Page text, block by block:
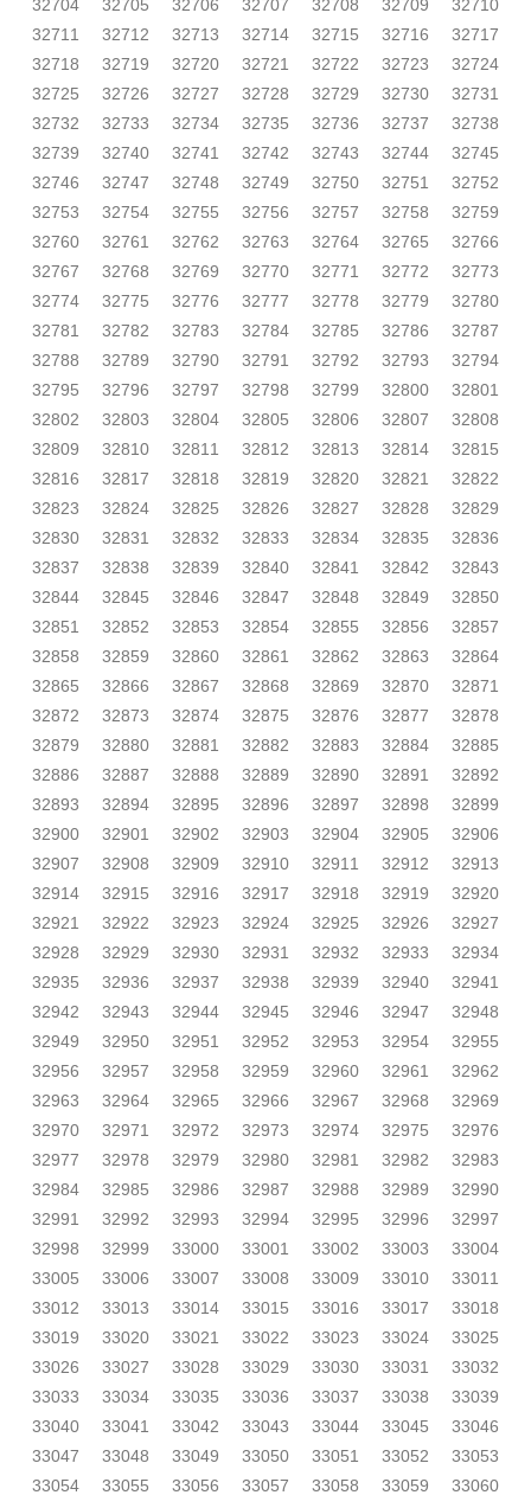
32704 32705 32706 32707 32708 32709
32710
32711
32712 32713 32714 32715 32716
32717
32718
32719 32720 32721 32722 32723
32724
32725
32726 32727 32728 32729 32730
32731
32732
32733 32734 32735 32736 32737
32738
32739
32740 32741 32742 32743 32744
32745
32746
32747 32748 32749 32750 32751
32752
32753
32754 32755 32756 32757 32758
32759
32760
32761 32762 32763 32764 32765
32766
32767
32768 32769 32770 32771 32772
32773
32774
32775 32776 32777 32778 32779
32780
32781
32782 32783 32784 32785 32786
32787
32788
32789 32790 32791 32792 32793
32794
32795
32796 32797 32798 32799 32800
32801
32802
32803 32804 32805 32806 32807
32808
32809
32810 32811 32812 32813 32814
32815
32816
32817 32818 32819 32820 32821
32822
32823
32824 32825 32826 32827 32828
32829
32830
32831 32832 32833 32834 32835
32836
32837
32838 32839 32840 32841 32842
32843
32844
32845 32846 32847 32848 32849
32850
32851
32852 32853 32854 32855 32856
32857
32858
32859 32860 32861 32862 32863
32864
32865
32866 32867 32868 32869 32870
32871
32872
32873 32874 32875 32876 32877
32878
32879
32880 32881 32882 32883 32884
32885
32886
32887 32888 32889 32890 32891
32892
32893
32894 32895 32896 32897 32898
32899
32900
32901 32902 32903 32904 32905
32906
32907
32908 32909 32910 32911 32912
32913
32914
32915 32916 32917 32918 32919
32920
32921
32922 32923 32924 32925 32926
32927
32928
32929 32930 32931 32932 32933
32934
32935
32936 32937 32938 32939 32940
32941
32942
32943 32944 32945 32946 32947
32948
32949
32950 32951 32952 32953 32954
32955
32956
32957 32958 32959 32960 32961
32962
32963
32964 32965 32966 32967 32968
32969
32970
32971 32972 32973 32974 32975
32976
32977
32978 32979 32980 32981 32982
32983
32984
32985 32986 32987 32988 32989
32990
32991
32992 32993 32994 32995 32996
32997
32998
32999 33000 33001 33002 33003
33004
33005
33006 33007 33008 33009 33010
33011
33012
33013 33014 33015 33016 33017
33018
33019
33020 33021 33022 33023 33024
33025
33026
33027 33028 33029 33030 33031
33032
33033
33034 33035 33036 33037 33038
33039
33040
33041 33042 33043 33044 33045
33046
33047
33048 33049 33050 33051 33052
33053
33054
33055 33056 33057 33058 33059
33060